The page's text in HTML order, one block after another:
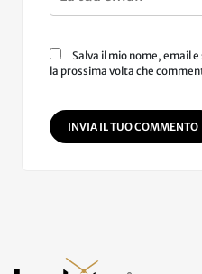
Salva il mio nome, email
la prossima volta che
INVIA IL TUO COMMENTO